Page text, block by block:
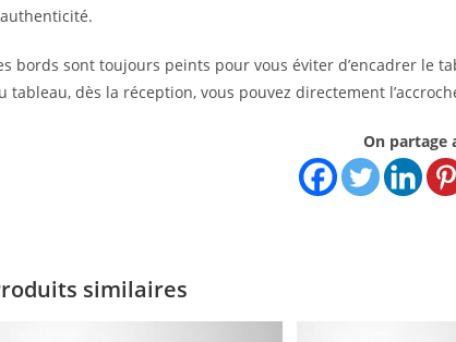
bords sont toujours peints pour vous éviter d’encadrer le
tableau, dès la réception, vous pouvez directement
On partage
similaires